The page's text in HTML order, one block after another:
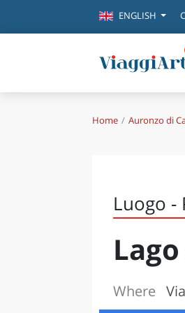
ENGLISH
Destinazioni in
FIRENZE
NAPOLI
BOLOGNA
LA SILA
IL SALENTO
Home Auronzo di
Luogo
Where